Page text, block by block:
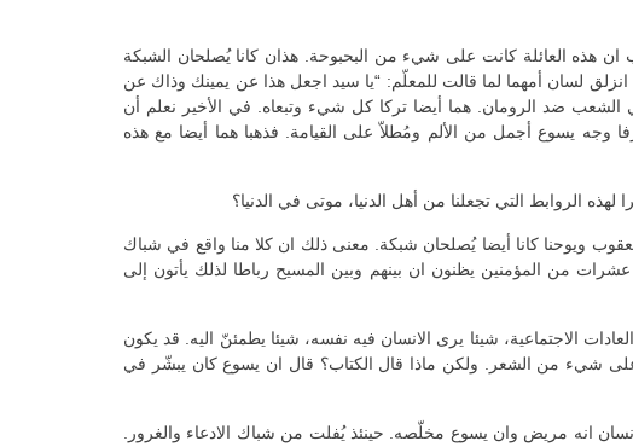
ان هذه العائلة كانت على شيء من البحبوحة. هذان كانا يُصلحان الشبكة
انزلق لسان أمهما لما قالت للمعلّم: “يا سيد اجعل هذا عن يمينك وذاك عن
ضد الرومان. هما أيضا تركا كل شيء وتبعاه. في الأخير نعلم أن
وجه يسوع أجمل من الألم ومُطلاّ على القيامة. فذهبا هما أيضا مع هذه
الروابط التي تجعلنا من أهل الدنيا، موتى في الدنيا؟
ويوحنا كانا أيضا يُصلحان شبكة. معنى ذلك ان كلا منا واقع في شباك
من المؤمنين يظنون ان بينهم وبين المسيح رباطا لذلك يأتون إلى
الاجتماعية، شيئا يرى الانسان فيه نفسه، شيئا يطمئنّ اليه. قد يكون
على شيء من الشعر. ولكن ماذا قال الكتاب؟ قال ان يسوع كان يبشّر في
انه مريض وان يسوع مخلّصه. حينئذ يُفلت من شباك الادعاء والغرور.